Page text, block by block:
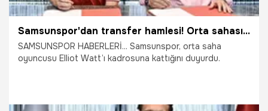
Samsunspor'dan transfer hamlesi! Orta sahasını güçlendirdi: Elliot Watt ile 4 yıllık sözleşme imzalandı
SAMSUNSPOR HABERLERİ... Samsunspor, orta saha
oyuncusu Elliot Watt’ı kadrosuna kattığını duyurdu.